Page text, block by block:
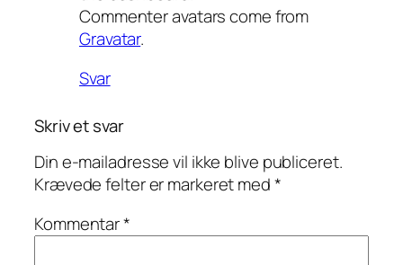
Commenter avatars come from
Gravatar.
Svar
Skriv et svar
Din e-mailadresse vil ikke blive publiceret.
Krævede felter er markeret med*
Kommentar*